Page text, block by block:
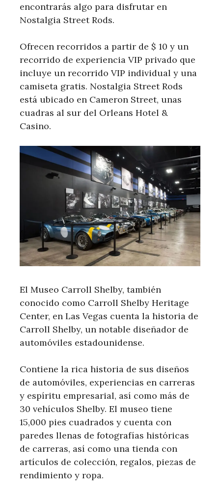
encontrarás algo para disfrutar en
Nostalgia Street Rods.
Ofrecen recorridos a partir de $ 10 y un
recorrido de experiencia VIP privado que
incluye un recorrido VIP individual y una
camiseta gratis. Nostalgia Street Rods
está ubicado en Cameron Street, unas
cuadras al sur del Orleans Hotel &
Casino.
El Museo Carroll Shelby, también
conocido como Carroll Shelby Heritage
Center, en Las Vegas cuenta la historia de
Carroll Shelby, un notable diseñador de
automóviles estadounidense.
Contiene la rica historia de sus diseños
de automóviles, experiencias en carreras
y espíritu empresarial, así como más de
30 vehículos Shelby. El museo tiene
15,000 pies cuadrados y cuenta con
paredes llenas de fotografías históricas
de carreras, así como una tienda con
artículos de colección, regalos, piezas de
rendimiento y ropa.